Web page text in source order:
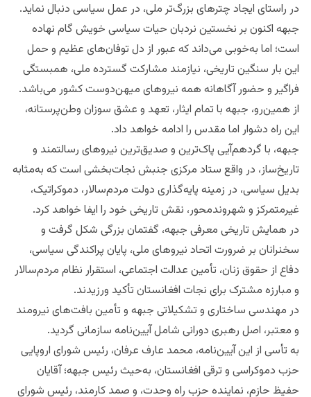
در راستای ایجاد چترهای بزرگ‌تر ملی، در عمل سیاسی دنبال نماید.
جبهه اکنون بر نخستین نردبان حیات سیاسی خویش گام نهاده
است؛ اما به‌خوبی می‌داند که عبور از دل توفان‌های عظیم و حمل
این بار سنگین تاریخی، نیازمند مشارکت گسترده ملی، همبستگی
فراگیر و حضور آگاهانه همه نیروهای میهن‌دوست کشور می‌باشد.
از همین‌رو، جبهه با تمام ایثار، تعهد و عشق سوزان وطن‌پرستانه،
این راه دشوار اما مقدس را ادامه خواهد داد.
جبهه، با گردهم‌آیی پاک‌ترین و صدیق‌ترین نیروهای رسالتمند و
تاریخ‌ساز، در واقع ستاد مرکزی جنبش نجات‌بخشی است که به‌مثابه
بدیل سیاسی، در زمینه پایه‌گذاری دولت مردم‌سالار، دموکراتیک،
غیرمتمرکز و شهروندمحور، نقش تاریخی خود را ایفا خواهد کرد.
در همایش تاریخی معرفی جبهه، گفتمان بزرگی شکل گرفت و
سخنرانان بر ضرورت اتحاد نیروهای ملی، پایان پراکندگی سیاسی،
دفاع از حقوق زنان، تأمین عدالت اجتماعی، استقرار نظام مردم‌سالار
و مبارزه مشترک برای نجات افغانستان تأکید ورزیدند.
در مهندسی ساختاری و تشکیلاتی جبهه و تأمین بافت‌های نیرومند
و معتبر، اصل رهبری دورانی شامل آیین‌نامه سازمانی گردید.
به تأسی از این آیین‌نامه، محمد عارف عرفان، رئیس شورای اروپایی
حزب دموکراسی و ترقی افغانستان، به‌حیث رئیس جبهه؛ آقایان
حفیظ حازم، نماینده حزب راه وحدت، و صمد کارمند، رئیس شورای